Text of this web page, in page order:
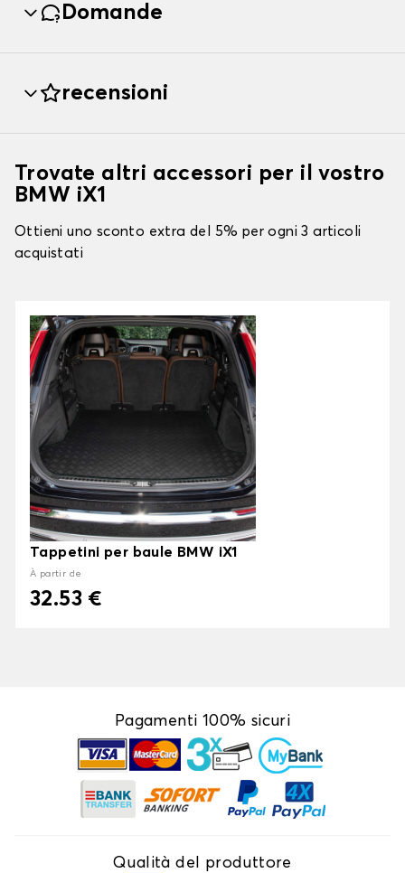
Domande
recensioni
Trovate altri accessori per il vostro
BMW iX1
Ottieni uno sconto extra del 5% per ogni 3 articoli
acquistati
Tappetini per baule BMW iX1
À partir de
32.53 €
Pagamenti 100% sicuri
Qualità del produttore